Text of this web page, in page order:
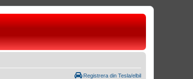
Registrera din Tesla/elbil